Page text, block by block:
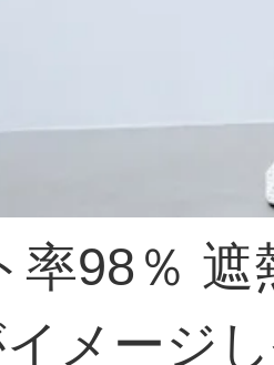
率98％
メージ